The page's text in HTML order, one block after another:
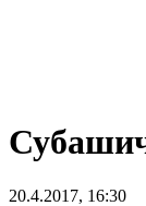
20.4.2017, 16:30